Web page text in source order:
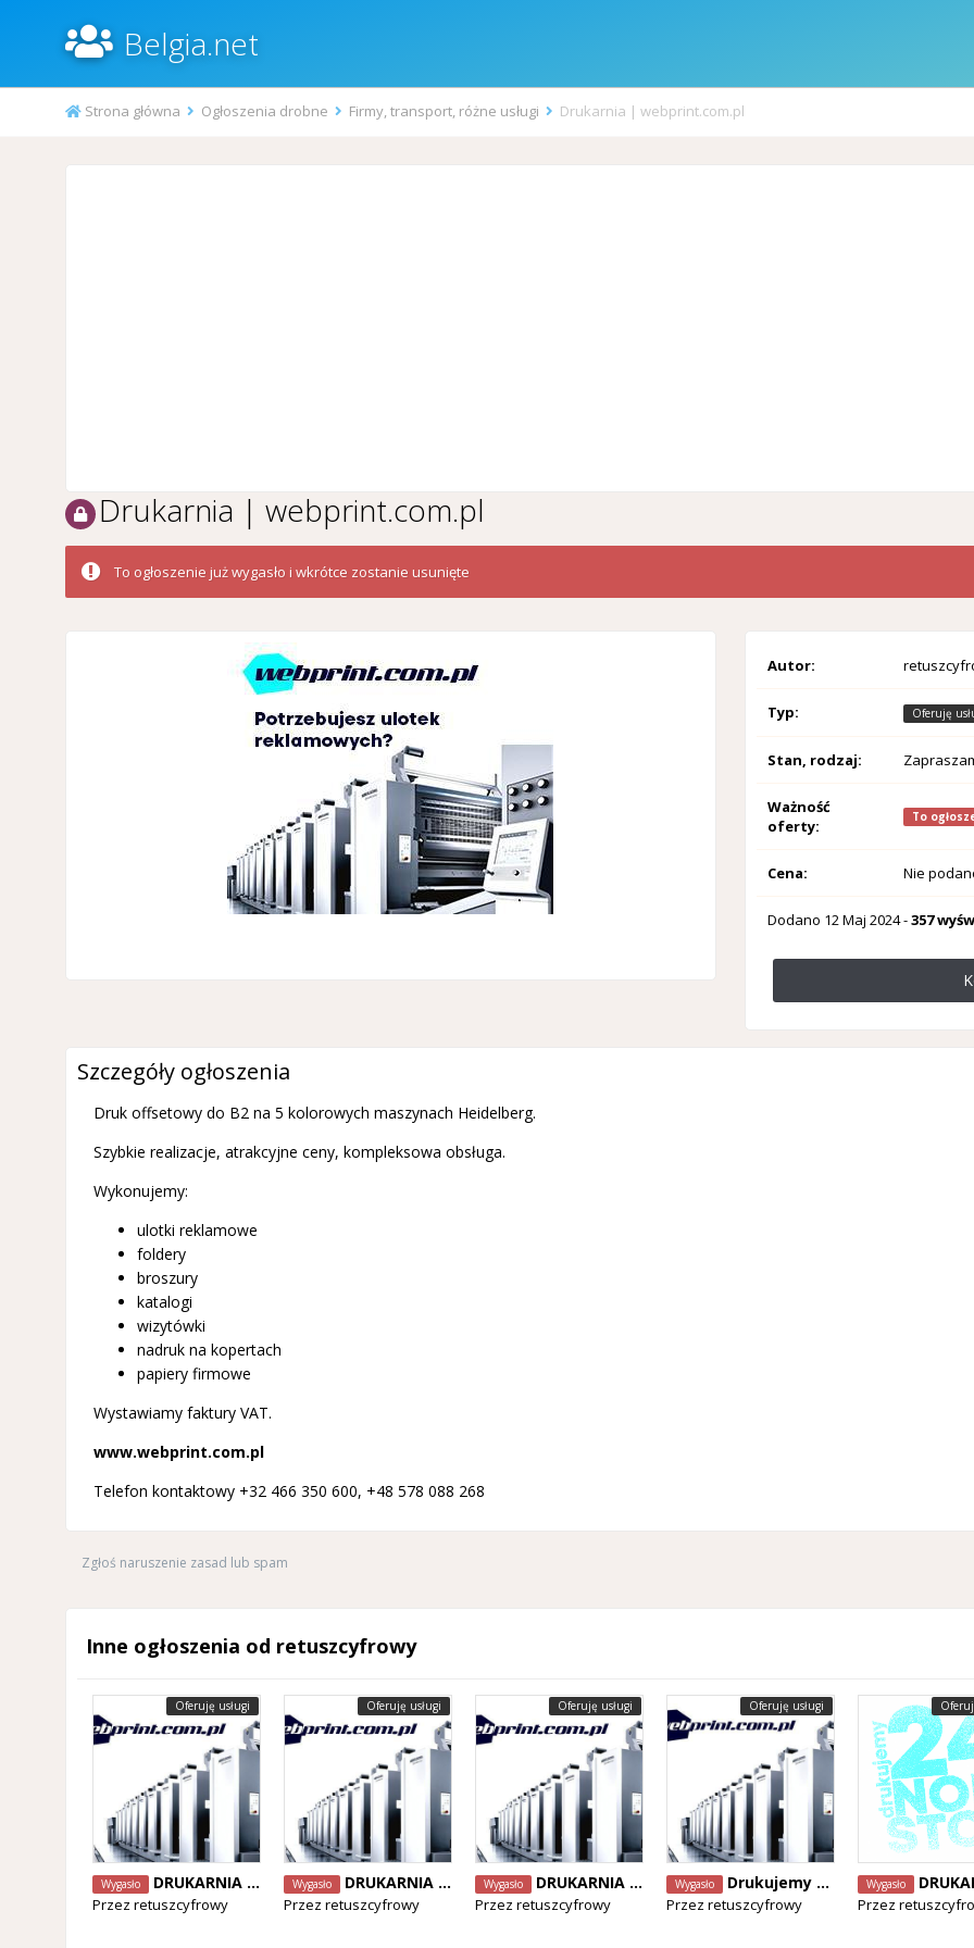
Belgia.net
Strona główna Ogłoszenia drobne Firmy, transport, różne usługi Drukarnia | webprint.com.pl
Drukarnia | webprint.com.pl
To ogłoszenie już wygasło i wkrótce zostanie usunięte
Autor:
Typ: Oferuję
Stan, rodzaj:
Ważność
oferty:
To
Cena: Nie
Dodano 12 Maj 2024-357
Szczegóły ogłoszenia
Druk offsetowy do B2 na 5 kolorowych maszynach Heidelberg.
Szybkie realizacje, atrakcyjne ceny, kompleksowa obsługa.
Wykonujemy:
ulotki reklamowe
foldery
broszury
katalogi
wizytówki
nadruk na kopertach
papiery firmowe
Wystawiamy faktury VAT.
www.webprint.com.pl
Telefon kontaktowy +32 466 350 600, +48 578 088 268
Zgłoś naruszenie zasad lub spam
Inne ogłoszenia od retuszcyfrowy
Oferuję usługi
Wygasło DRUKARNIA | webprint.com.pl
Przez retuszcyfrowy
Oferuję usługi
Wygasło DRUKARNIA | webprint.com.pl
Przez retuszcyfrowy
Oferuję usługi
Wygasło DRUKARNIA | webprint.com.pl
Przez retuszcyfrowy
Oferuję usługi
Wygasło Drukujemy w Belgii | webprint.com.pl
Przez retuszcyfrowy
Wygasło DRUKARNIA |
Przez